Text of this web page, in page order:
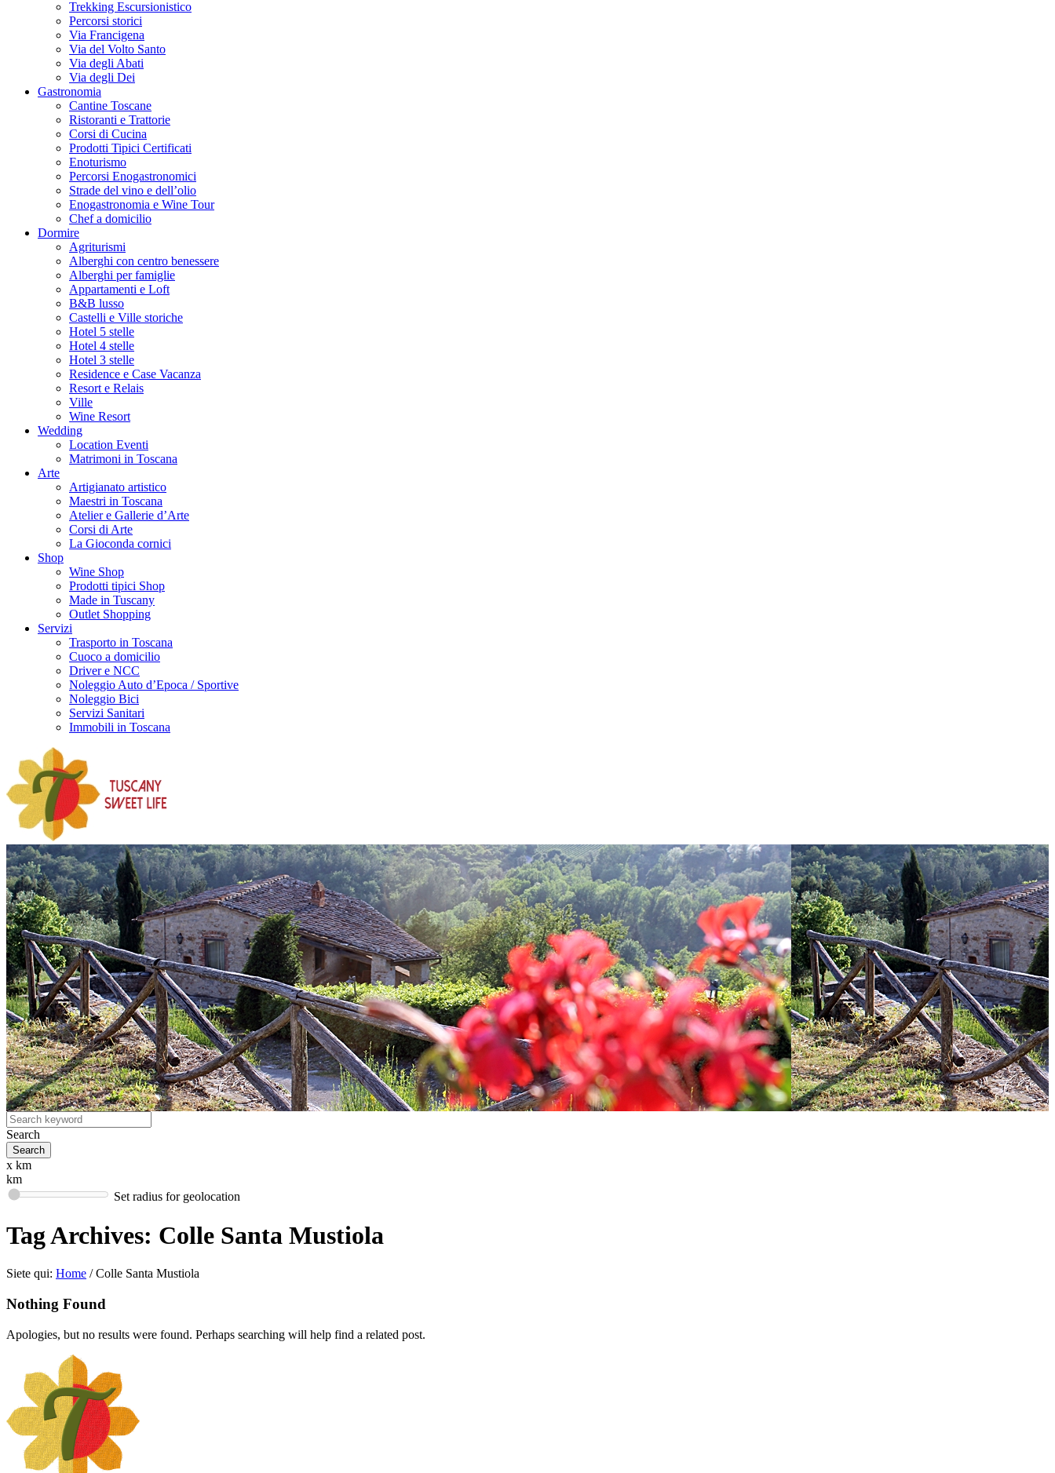
Trekking Escursionistico
Percorsi storici
Via Francigena
Via del Volto Santo
Via degli Abati
Via degli Dei
Gastronomia
Cantine Toscane
Ristoranti e Trattorie
Corsi di Cucina
Prodotti Tipici Certificati
Enoturismo
Percorsi Enogastronomici
Strade del vino e dell’olio
Enogastronomia e Wine Tour
Chef a domicilio
Dormire
Agriturismi
Alberghi con centro benessere
Alberghi per famiglie
Appartamenti e Loft
B&B lusso
Castelli e Ville storiche
Hotel 5 stelle
Hotel 4 stelle
Hotel 3 stelle
Residence e Case Vacanza
Resort e Relais
Ville
Wine Resort
Wedding
Location Eventi
Matrimoni in Toscana
Arte
Artigianato artistico
Maestri in Toscana
Atelier e Gallerie d’Arte
Corsi di Arte
La Gioconda cornici
Shop
Wine Shop
Prodotti tipici Shop
Made in Tuscany
Outlet Shopping
Servizi
Trasporto in Toscana
Cuoco a domicilio
Driver e NCC
Noleggio Auto d’Epoca / Sportive
Noleggio Bici
Servizi Sanitari
Immobili in Toscana
Search
x km
km
Set radius for geolocation
Tag Archives: Colle Santa Mustiola
Siete qui: Home / Colle Santa Mustiola
Nothing Found
Apologies, but no results were found. Perhaps searching will help find a related post.